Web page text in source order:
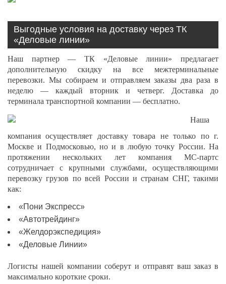
Выгодные условия на доставку через ТК
«Деловые линии»
Наш партнер — ТК «Деловые линии» предлагает
дополнительную скидку на все межтерминальные
перевозки. Мы собираем и отправляем заказы два раза в
неделю — каждый вторник и четверг. Доставка до
терминала транспортной компании — бесплатно.
Наша
компания осуществляет доставку товара не только по г.
Москве и Подмосковью, но и в любую точку России. На
протяжении нескольких лет компания МС-партс
сотрудничает с крупными службами, осуществляющими
перевозку грузов по всей России и странам СНГ, такими
как:
«Пони Экспресс»
«Автотрейдинг»
«Желдорэкспедиция»
«Деловые Линии»
Логисты нашей компании соберут и отправят ваш заказ в
максимально короткие сроки.